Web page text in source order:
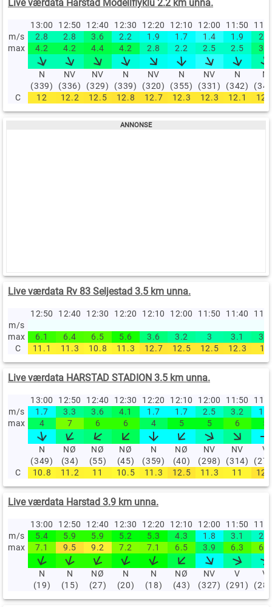
Live værdata Harstad Modellflyklu 2.2 km unna.
13:00 12:50 12:40 12:30 12:20 12:10 12:00 11:50
m/s
2.8 2.8 3.6 2.2 1.9 1.7 1.4 1.9
2.8
max
4.2 4.2 4.4 4.2 2.8 2.2 2.5 2.5 3.6
N
(339)
NV
(336)
NV
(329)
N
(339)
NV
(320)
N
(355)
NV
(331)
N
(342)
N
C
12 12.2 12.5 12.8 12.7 12.3 12.3 12.1
Live værdata Rv 83 Seljestad 3.5 km unna.
12:50 12:40 12:30 12:20 12:10 12:00 11:50 11:40
m/s
max
6.1 6.4 6.5 5.6 3.6 3.2 3 3.1
3.3
C
11.1 11.3 10.8 11.3 12.7 12.5 12.5 12.3 12
Live værdata HARSTAD STADION 3.5 km unna.
13:00 12:50 12:40 12:30 12:20 12:10 12:00 11:50
m/s
1.7 3.3 3.6 4.1 1.7 1.7 2.5 3.2
1.7
max
4 7 6 6 4 5 5 6 5
N
(349)
NØ
(34)
NØ
(55)
NØ
(45)
N
(359)
NØ
(40)
NV
(298)
NV
(314)
V
C
10.8 11.2 11 10.5 11.3 12.5 11.3 11
Live værdata Harstad 3.9 km unna.
13:00 12:50 12:40 12:30 12:20 12:10 12:00 11:50
m/s
5.4 5.9 5.9 5.2 5.3 4.3 1.8 3.1
2.5
max
7.1 9.5 9.2 7.2 7.1 6.5 3.9 6.3 6.9
N
(19)
N
(15)
NØ
(27)
N
(20)
N
(18)
NØ
(43)
NV
(327)
V
(291)
V